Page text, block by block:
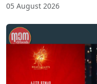
05 August 2026